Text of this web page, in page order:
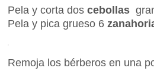
Pela y corta dos cebollas
Pela y pica grueso 6
Remoja los bérberos en una